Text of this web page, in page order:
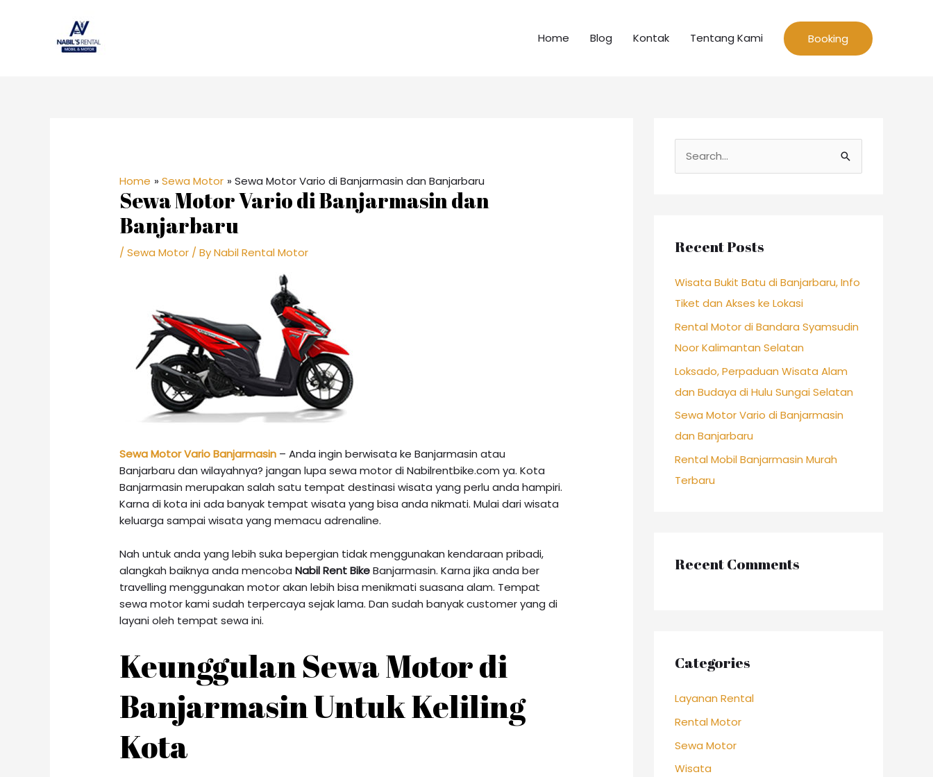
Home Blog Kontak Tentang Kami Booking
Home Sewa Motor Sewa Motor Vario di Banjarmasin dan Banjarbaru
Sewa Motor Vario di Banjarmasin dan
Banjarbaru
/Sewa Motor / ByNabil Rental Motor
Sewa Motor Vario Banjarmasin – Anda ingin berwisata ke Banjarmasin atau
Banjarbaru dan wilayahnya? jangan lupa sewa motor di Nabilrentbike.com ya. Kota
Banjarmasin merupakan salah satu tempat destinasi wisata yang perlu anda hampiri.
Karna di kota ini ada banyak tempat wisata yang bisa anda nikmati. Mulai dari wisata
keluarga sampai wisata yang memacu adrenaline.
Nah untuk anda yang lebih suka bepergian tidak menggunakan kendaraan pribadi,
alangkah baiknya anda mencobaNabil Rent BikeBanjarmasin. Karna jika anda ber
travelling menggunakan motor akan lebih bisa menikmati suasana alam. Tempat
sewa motor kami sudah terpercaya sejak lama. Dan sudah banyak customer yang di
layani oleh tempat sewa ini.
Keunggulan Sewa Motor di
Banjarmasin Untuk Keliling
Kota
c
f
o
r
:
Recent Posts
Wisata Bukit Batu di Banjarbaru, Info
Tiket dan Akses ke Lokasi
Rental Motor di Bandara Syamsudin
Noor Kalimantan Selatan
Loksado, Perpaduan Wisata Alam
dan Budaya di Hulu Sungai Selatan
Sewa Motor Vario di Banjarmasin
dan Banjarbaru
Rental Mobil Banjarmasin Murah
Terbaru
Recent Comments
Categories
Layanan Rental
Rental Motor
Sewa Motor
Wisata